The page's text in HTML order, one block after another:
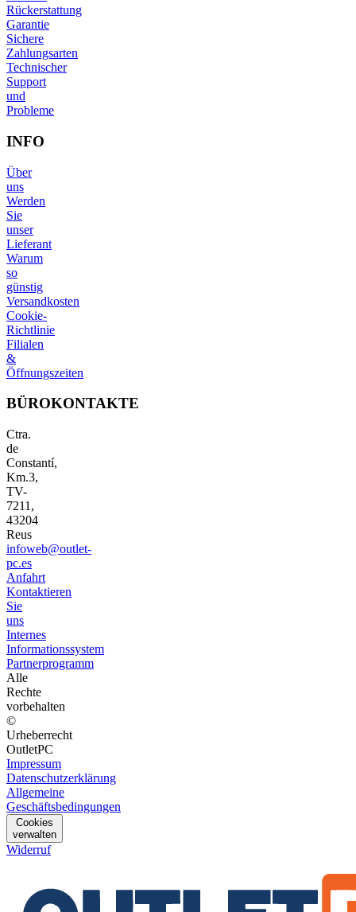
Rückerstattung
Garantie
Sichere
Zahlungsarten
Technischer
Support
und
Probleme
INFO
Über
uns
Werden
Sie
unser
Lieferant
Warum
so
günstig
Versandkosten
Cookie-
Richtlinie
Filialen
&
Öffnungszeiten
BÜROKONTAKTE
Ctra.
de
Constantí,
Km.3,
TV-
7211,
43204
Reus
infoweb@outlet-
pc.es
Anfahrt
Kontaktieren
Sie
uns
Internes
Informationssystem
Partnerprogramm
Alle
Rechte
vorbehalten
©
Urheberrecht
OutletPC
Impressum
Datenschutzerklärung
Allgemeine
Geschäftsbedingungen
Cookies
verwalten
Widerruf